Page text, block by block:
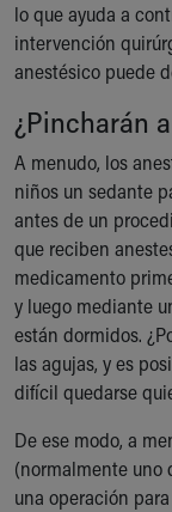
lo que ayuda a
intervención
anestésico puede
¿Pincharán
A menudo, los
niños un sedante
antes de un
que reciben
medicamento
y luego mediante
están dormidos.
las agujas, y es
difícil quedarse
De ese modo, a
(normalmente uno
una operación